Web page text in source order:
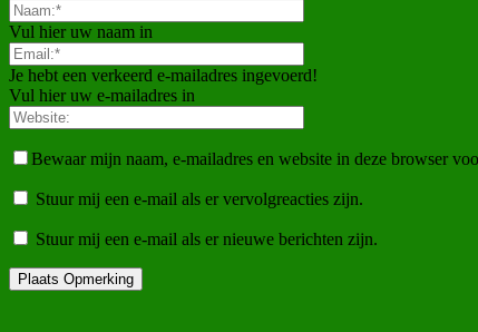
Vul hier uw naam in
Je hebt een verkeerd e-mailadres ingevoerd!
Vul hier uw e-mailadres in
Bewaar mijn naam, e-mailadres en website in deze browser
Stuur mij een e-mail als er vervolgreacties zijn.
Stuur mij een e-mail als er nieuwe berichten zijn.